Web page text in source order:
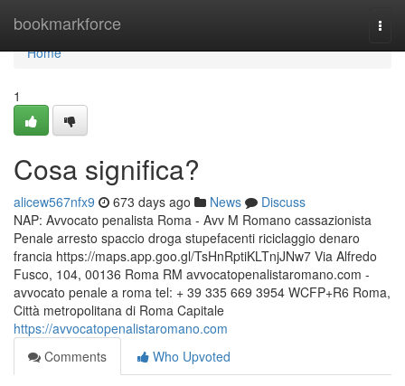
bookmarkforce
Home
Home
1
Cosa significa?
alicew567nfx9 673 days ago News
Discuss
NAP: Avvocato penalista Roma - Avv M Romano cassazionista
Penale arresto spaccio droga stupefacenti riciclaggio denaro
francia https://maps.app.goo.gl/TsHnRptiKLTnjJNw7 Via Alfredo
Fusco, 104, 00136 Roma RM avvocatopenalistaromano.com -
avvocato penale a roma tel: + 39 335 669 3954 WCFP+R6 Roma,
Città metropolitana di Roma Capitale
https://avvocatopenalistaromano.com
Comments
Who Upvoted